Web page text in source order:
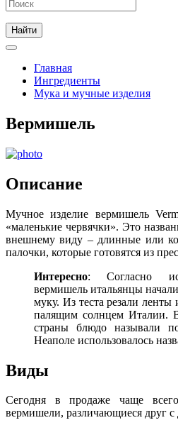
Главная
Ингредиенты
Мука и мучные изделия
Вермишель
Описание
Мучное изделие вермишель
«маленькие червячки». Это
внешнему виду – длинные или
палочки, которые готовятся из
Интересно: Согласно
вермишель итальянцы
муку. Из теста резали
палящим солнцем Италии.
страны блюдо называли
Неаполе использовалось
Виды
Сегодня в продаже чаще
вермишели, различающиеся друг